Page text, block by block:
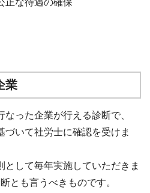
業
なった企業が行える診断で、
づいて社労士に確認を受けま
として毎年実施していただきま
とも⾔うべきものです。